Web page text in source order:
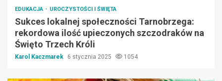
EDUKACJA UROCZYSTOŚCI I ŚWIĘTA
Sukces lokalnej społeczności Tarnobrzega:
rekordowa ilość upieczonych szczodraków na
Święto Trzech Króli
Karol Kaczmarek 6 stycznia 2025 1054